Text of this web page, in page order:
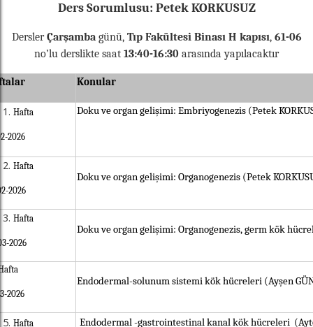
Ders Sorumlusu: Petek KORKUSUZ
DerslerÇarşambagünü, Tıp Fakültesi Binası H kapısı, 61-06
no’lu derslikte saat 13:40-16:30 arasında yapılacaktır
Konular
Hafta
2026
Doku ve organ gelişimi: Embriyogenezis (Petek
Hafta
2026
Doku ve organ gelişimi: Organogenezis (Petek
Hafta
2026
Doku ve organ gelişimi: Organogenezis, germ kök
2026
Endodermal-solunum sistemi kök hücreleri (Ayşen
Hafta Endodermal -gastrointestinal kanal kök hücreleri